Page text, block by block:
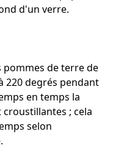
d'un verre.
pommes de terre de
220 degrés pendant
en temps la
; cela
selon